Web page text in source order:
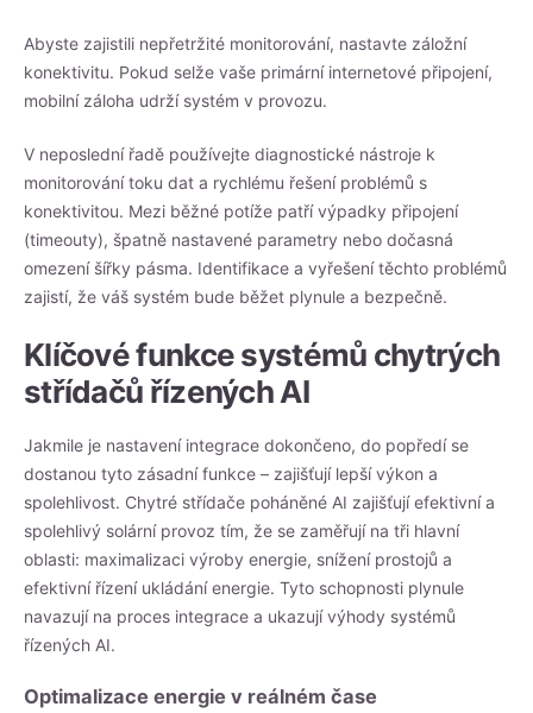
Abyste zajistili nepřetržité monitorování, nastavte záložní
konektivitu. Pokud selže vaše primární internetové připojení,
mobilní záloha udrží systém v provozu.
V neposlední řadě používejte diagnostické nástroje k
monitorování toku dat a rychlému řešení problémů s
konektivitou. Mezi běžné potíže patří výpadky připojení
(timeouty), špatně nastavené parametry nebo dočasná
omezení šířky pásma. Identifikace a vyřešení těchto problémů
zajistí, že váš systém bude běžet plynule a bezpečně.
Klíčové funkce systémů chytrých
střídačů řízených AI
Jakmile je nastavení integrace dokončeno, do popředí se
dostanou tyto zásadní funkce – zajišťují lepší výkon a
spolehlivost. Chytré střídače poháněné AI zajišťují efektivní a
spolehlivý solární provoz tím, že se zaměřují na tři hlavní
oblasti: maximalizaci výroby energie, snížení prostojů a
efektivní řízení ukládání energie. Tyto schopnosti plynule
navazují na proces integrace a ukazují výhody systémů
řízených AI.
Optimalizace energie v reálném čase